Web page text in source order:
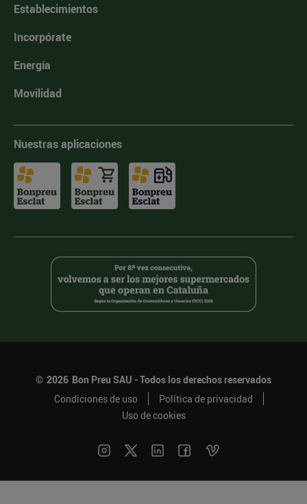
Establecimientos
Incorpórate
Energía
Movilidad
Nuestras aplicaciones
© 2026 Bon Preu SAU - Todos los derechos reservados
Condiciones de uso
Política de privacidad
Uso de cookies